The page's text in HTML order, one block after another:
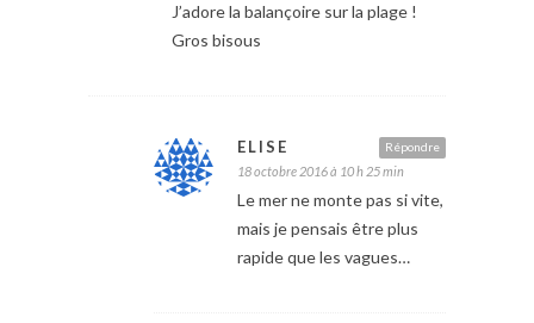
J’adore la balançoire sur la plage !
Gros bisous
Répondre
ELISE
18 octobre 2016 à 10 h 25 min
Le mer ne monte pas si vite,
mais je pensais être plus
rapide que les vagues…